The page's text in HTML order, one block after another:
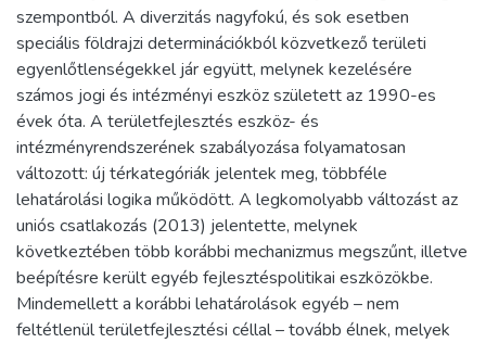
szempontból. A diverzitás nagyfokú, és sok esetben
speciális földrajzi determinációkból közvetkező területi
egyenlőtlenségekkel jár együtt, melynek kezelésére
számos jogi és intézményi eszköz született az 1990-es
évek óta. A területfejlesztés eszköz- és
intézményrendszerének szabályozása folyamatosan
változott: új térkategóriák jelentek meg, többféle
lehatárolási logika működött. A legkomolyabb változást az
uniós csatlakozás (2013) jelentette, melynek
következtében több korábbi mechanizmus megszűnt, illetve
beépítésre került egyéb fejlesztéspolitikai eszközökbe.
Mindemellett a korábbi lehatárolások egyéb – nem
feltétlenül területfejlesztési céllal – tovább élnek, melyek